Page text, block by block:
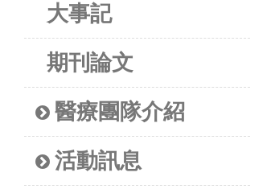
大事記
期刊論文
醫療團隊介紹
活動訊息